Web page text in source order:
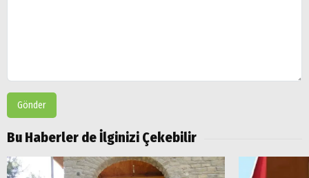
Gönder
Bu Haberler de İlginizi Çekebilir